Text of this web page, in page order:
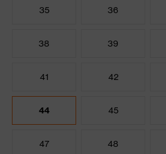
35 36
38 39
41 42
44 45
47 48